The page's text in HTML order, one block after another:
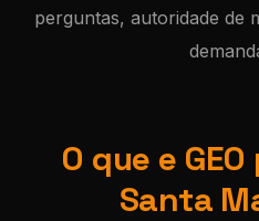
perguntas, autoridade de
O que e
Santa